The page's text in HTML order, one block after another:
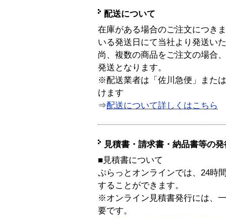
配送について
在庫がある場合のご注文につき
いる発送日にて当社より発送い
尚、複数の商品をご注文の場合
発送となります。
※配送業者は「佐川急便」また
けます
⇒配送について詳しくはこちら
見積書・請求書・納品書等の
■見積書について
ぷらっとオンラインでは、24時
することができます。
※オンライン見積書発行には、
要です。